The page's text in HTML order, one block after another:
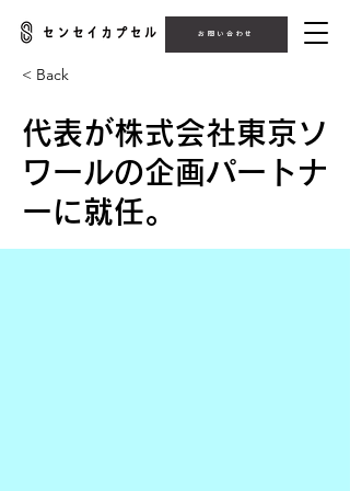
お問い合わせ
< Back
代表が株式会社東京ソ
ワールの企画パートナ
ーに就任。